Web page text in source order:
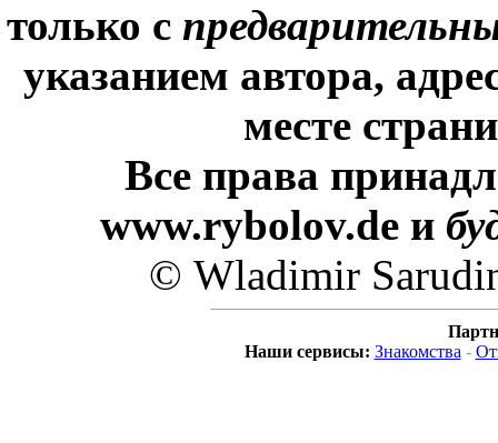
только с
указанием автора,
месте
Все права
www.rybolov.de и
© Wladimir
Наши сервисы: Знакомства -